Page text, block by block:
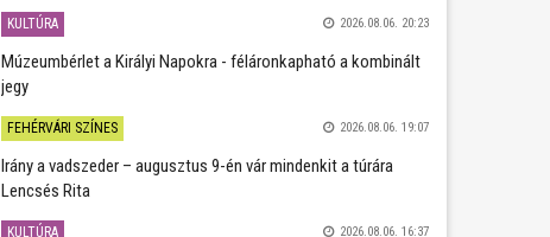
KULTÚRA 2026.08.06. 20:23
Múzeumbérlet a Királyi Napokra - féláronkapható a kombinált
jegy
FEHÉRVÁRI SZÍNES 2026.08.06. 19:07
Irány a vadszeder – augusztus 9-én vár mindenkit a túrára
Lencsés Rita
KULTÚRA 2026.08.06. 16:37